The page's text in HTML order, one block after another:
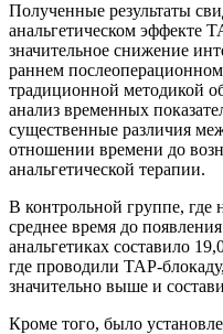
Полученные результаты
анальгетическом эффекте
значительное снижение
раннем
традиционной методикой
анализ временных
существенные различия
отношении времени до
анальгетической терапии.
В контрольной группе, где
среднее время до
анальгетиках составило
где проводили TAP-
значительно выше и
Кроме того, было